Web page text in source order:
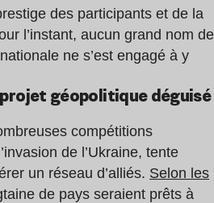
des participants et de la
l’instant, aucun grand nom de
ne s’est engagé à y
géopolitique déguisé
compétitions
de l’Ukraine, tente
un réseau d’alliés. Selon les
de pays seraient prêts à